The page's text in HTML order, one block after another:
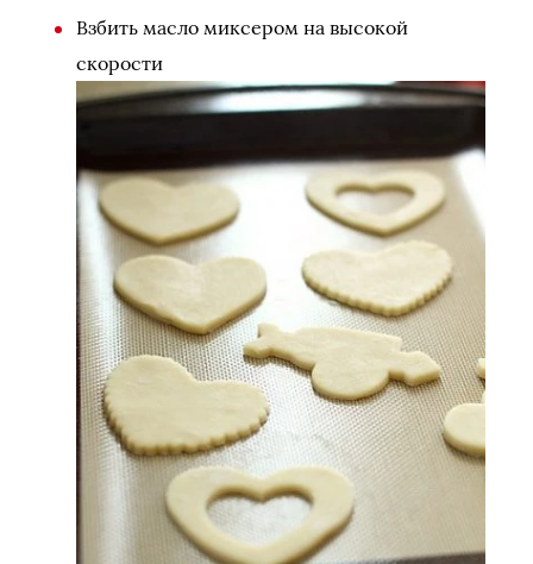
Взбить масло миксером на высокой
скорости